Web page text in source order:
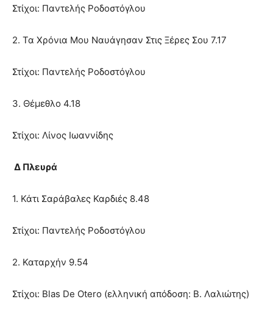
Στίχοι: Παντελής Ροδοστόγλου
2. Τα Χρόνια Μου Ναυάγησαν Στις Ξέρες Σου 7.17
Στίχοι: Παντελής Ροδοστόγλου
3. Θέμεθλο 4.18
Στίχοι: Λίνος Ιωαννίδης
Δ Πλευρά
1. Κάτι Σαράβαλες Καρδιές 8.48
Στίχοι: Παντελής Ροδοστόγλου
2. Καταρχήν 9.54
Στίχοι: Blas De Otero (ελληνική απόδοση: Β. Λαλιώτης)